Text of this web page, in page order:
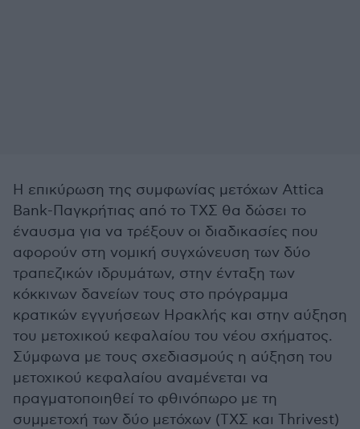
Η επικύρωση της συμφωνίας μετόχων Attica
Bank-Παγκρήτιας από το ΤΧΣ θα δώσει το
έναυσμα για να τρέξουν οι διαδικασίες που
αφορούν στη νομική συγχώνευση των δύο
τραπεζικών ιδρυμάτων, στην ένταξη των
κόκκινων δανείων τους στο πρόγραμμα
κρατικών εγγυήσεων Ηρακλής και στην αύξηση
του μετοχικού κεφαλαίου του νέου σχήματος.
Σύμφωνα με τους σχεδιασμούς η αύξηση του
μετοχικού κεφαλαίου αναμένεται να
πραγματοποιηθεί το φθινόπωρο με τη
συμμετοχή των δύο μετόχων (ΤΧΣ και Thrivest)